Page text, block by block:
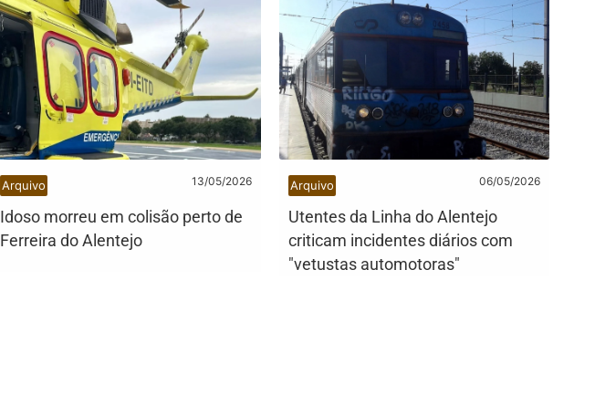
Arquivo 13/05/2026
Idoso morreu em colisão perto de
Ferreira do Alentejo
Arquivo 06/05/2026
Utentes da Linha do Alentejo
criticam incidentes diários com
"vetustas automotoras"